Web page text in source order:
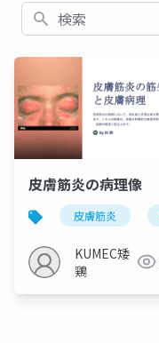
検索
皮膚筋炎の病理像
皮膚筋炎
KUMEC矮
鶏